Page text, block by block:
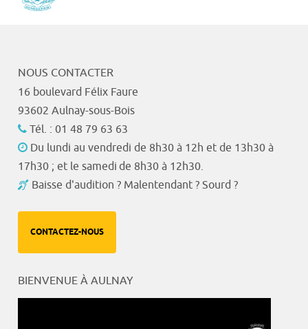
NOUS CONTACTER
16 boulevard Félix Faure
93602 Aulnay-sous-Bois
Tél. : 01 48 79 63 63
Du lundi au vendredi de 8h30 à 12h et de 13h30 à
17h30 ; et le samedi de 8h30 à 12h30.
Baisse d'audition ? Malentendant ? Sourd ?
CONTACTEZ-NOUS
BIENVENUE À AULNAY